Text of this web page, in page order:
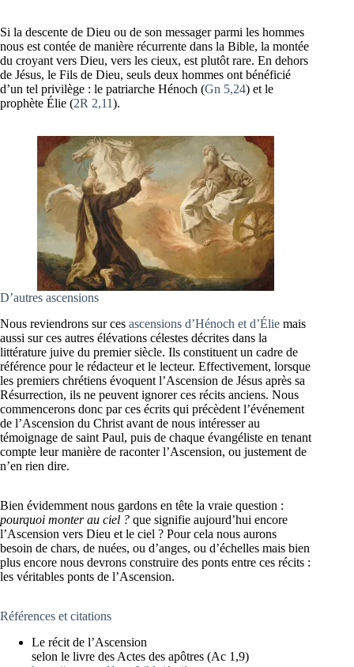
Si la descente de Dieu ou de son messager parmi les hommes
nous est contée de manière récurrente dans la Bible, la montée
du croyant vers Dieu, vers les cieux, est plutôt rare. En dehors
de Jésus, le Fils de Dieu, seuls deux hommes ont bénéficié
d’un tel privilège : le patriarche Hénoch (Gn 5,24) et le
prophète Élie (2R 2,11).
D’autres ascensions
Nous reviendrons sur ces ascensions d’Hénoch et d’Élie mais
aussi sur ces autres élévations célestes décrites dans la
littérature juive du premier siècle. Ils constituent un cadre de
référence pour le rédacteur et le lecteur. Effectivement, lorsque
les premiers chrétiens évoquent l’Ascension de Jésus après sa
Résurrection, ils ne peuvent ignorer ces récits anciens. Nous
commencerons donc par ces écrits qui précèdent l’événement
de l’Ascension du Christ avant de nous intéresser au
témoignage de saint Paul, puis de chaque évangéliste en tenant
compte leur manière de raconter l’Ascension, ou justement de
n’en rien dire.
Bien évidemment nous gardons en tête la vraie question :
pourquoi monter au ciel ? que signifie aujourd’hui encore
l’Ascension vers Dieu et le ciel ? Pour cela nous aurons
besoin de chars, de nuées, ou d’anges, ou d’échelles mais bien
plus encore nous devrons construire des ponts entre ces récits :
les véritables ponts de l’Ascension.
Références et citations
Le récit de l’Ascension
selon le livre des Actes des apôtres (Ac 1,9)